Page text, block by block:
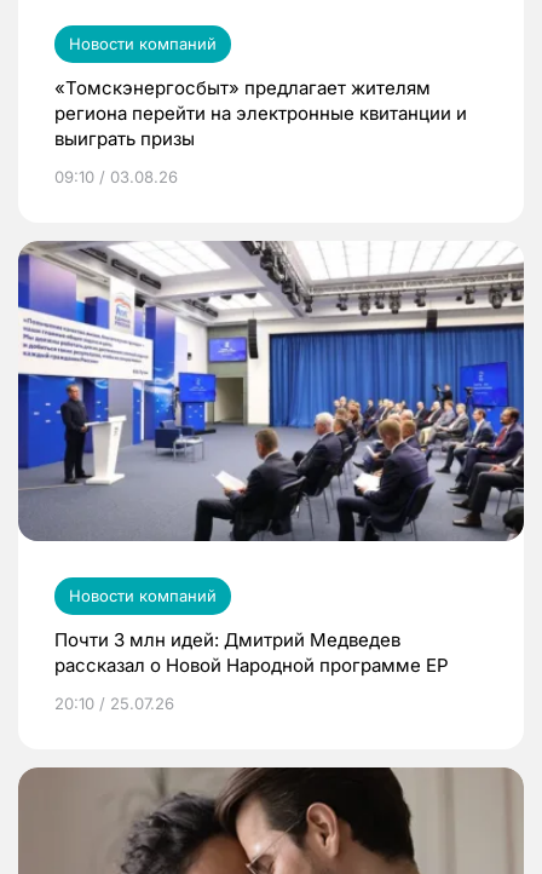
Новости компаний
«Томскэнергосбыт» предлагает жителям
региона перейти на электронные квитанции и
выиграть призы
09:10 / 03.08.26
Новости компаний
Почти 3 млн идей: Дмитрий Медведев
рассказал о Новой Народной программе ЕР
20:10 / 25.07.26